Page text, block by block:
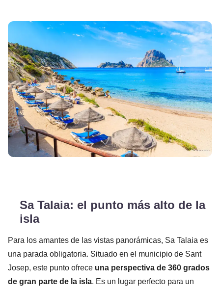
Sa Talaia: el punto más alto de la
isla
Para los amantes de las vistas panorámicas, Sa Talaia es
una parada obligatoria. Situado en el municipio de Sant
Josep, este punto ofrece una perspectiva de 360 grados
de gran parte de la isla. Es un lugar perfecto para un